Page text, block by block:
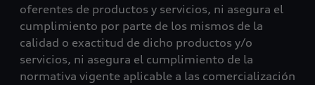
oferentes de productos y servicios, ni asegura el
cumplimiento por parte de los mismos de la
calidad o exactitud de dicho productos y/o
servicios, ni asegura el cumplimiento de la
normativa vigente aplicable a las comercialización